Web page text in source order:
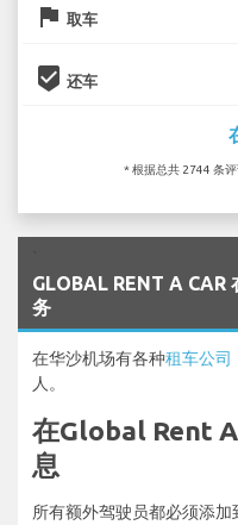
flag 取车
beenhere 还车
* 根据总共 2744 条评
GLOBAL RENT A CAR
务
在华沙机场有各种租车公司
人。
在Global Rent
息
所有额外驾驶员都必须添